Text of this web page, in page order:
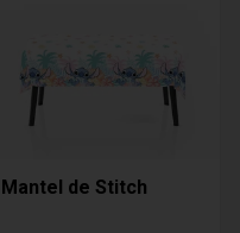
Mantel de Stitch